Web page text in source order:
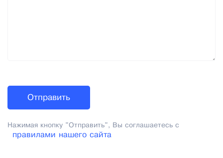
Нажимая кнопку "Отправить", Вы соглашаетесь с
правилами нашего сайта